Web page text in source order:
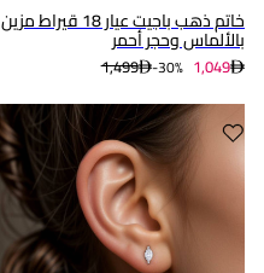
خاتم ذهب باجيت عيار 18 قيراط مزين
بالألماس وحجر أحمر
1,499 30%- 1,049